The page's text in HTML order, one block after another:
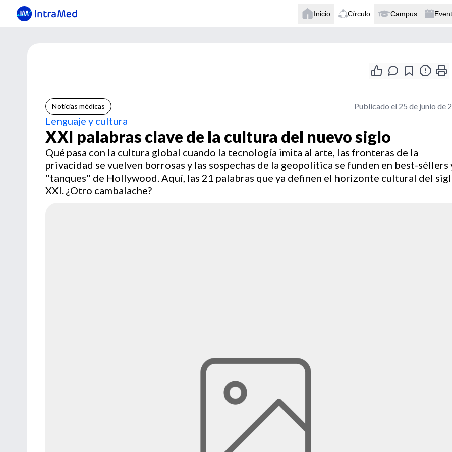
Inicio Círculo Campus
Noticias médicas Publicado el 25 de junio de
Lenguaje y cultura
XXI palabras clave de la cultura del nuevo siglo
Qué pasa con la cultura global cuando la tecnología imita al arte, las fronteras de la
privacidad se vuelven borrosas y las sospechas de la geopolítica se funden en best-séllers
"tanques" de Hollywood. Aquí, las 21 palabras que ya definen el horizonte cultural del
XXI. ¿Otro cambalache?